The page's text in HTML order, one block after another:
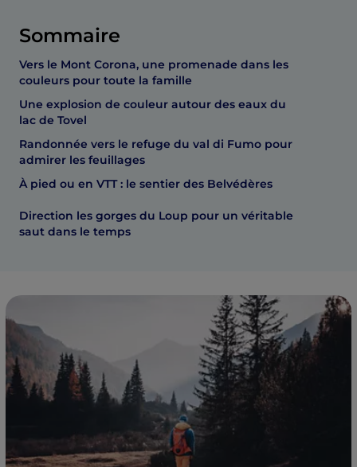
Sommaire
Vers le Mont Corona, une promenade dans les
couleurs pour toute la famille
Une explosion de couleur autour des eaux du
lac de Tovel
Randonnée vers le refuge du val di Fumo pour
admirer les feuillages
À pied ou en VTT : le sentier des Belvédères
Direction les gorges du Loup pour un véritable
saut dans le temps